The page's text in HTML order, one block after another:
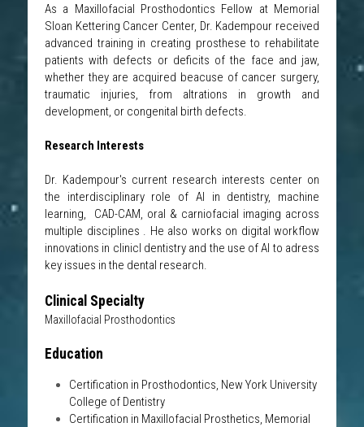
As a Maxillofacial Prosthodontics Fellow at Memorial
Sloan Kettering Cancer Center, Dr. Kadempour received
advanced training in creating prosthese to rehabilitate
patients with defects or deficits of the face and jaw,
whether they are acquired beacuse of cancer surgery,
traumatic injuries, from altrations in growth and
development, or congenital birth defects.
Research Interests
Dr. Kadempour's current research interests center on
the interdisciplinary role of AI in dentistry, machine
learning,  CAD-CAM, oral & carniofacial imaging across
multiple disciplines . He also works on digital workflow
innovations in clinicl dentistry and the use of AI to adress
key issues in the dental research.
Clinical Specialty
Maxillofacial Prosthodontics
Education
Certification in Prosthodontics, New York University
College of Dentistry
Certification in Maxillofacial Prosthetics, Memorial